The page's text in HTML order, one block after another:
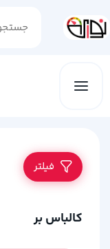
فیلتر
کالباس بر